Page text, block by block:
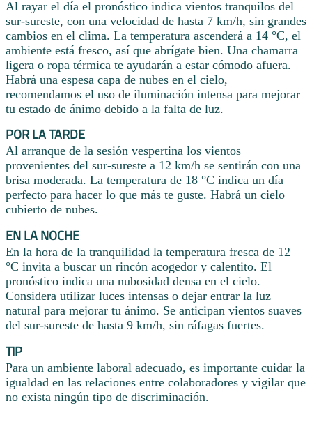
Al rayar el día el pronóstico indica vientos tranquilos del
sur-sureste, con una velocidad de hasta 7 km/h, sin grandes
cambios en el clima. La temperatura ascenderá a 14 °C, el
ambiente está fresco, así que abrígate bien. Una chamarra
ligera o ropa térmica te ayudarán a estar cómodo afuera.
Habrá una espesa capa de nubes en el cielo,
recomendamos el uso de iluminación intensa para mejorar
tu estado de ánimo debido a la falta de luz.
POR LA TARDE
Al arranque de la sesión vespertina los vientos
provenientes del sur-sureste a 12 km/h se sentirán con una
brisa moderada. La temperatura de 18 °C indica un día
perfecto para hacer lo que más te guste. Habrá un cielo
cubierto de nubes.
EN LA NOCHE
En la hora de la tranquilidad la temperatura fresca de 12
°C invita a buscar un rincón acogedor y calentito. El
pronóstico indica una nubosidad densa en el cielo.
Considera utilizar luces intensas o dejar entrar la luz
natural para mejorar tu ánimo. Se anticipan vientos suaves
del sur-sureste de hasta 9 km/h, sin ráfagas fuertes.
TIP
Para un ambiente laboral adecuado, es importante cuidar la
igualdad en las relaciones entre colaboradores y vigilar que
no exista ningún tipo de discriminación.